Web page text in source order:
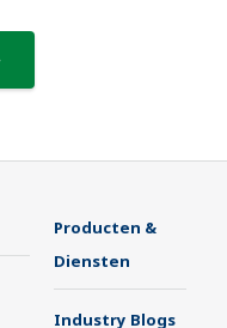
Producten &
Diensten
Industry Blogs